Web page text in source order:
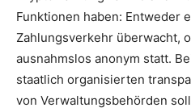
Funktionen haben: Entweder
Zahlungsverkehr überwacht,
ausnahmslos anonym statt.
staatlich organisierten
von Verwaltungsbehörden